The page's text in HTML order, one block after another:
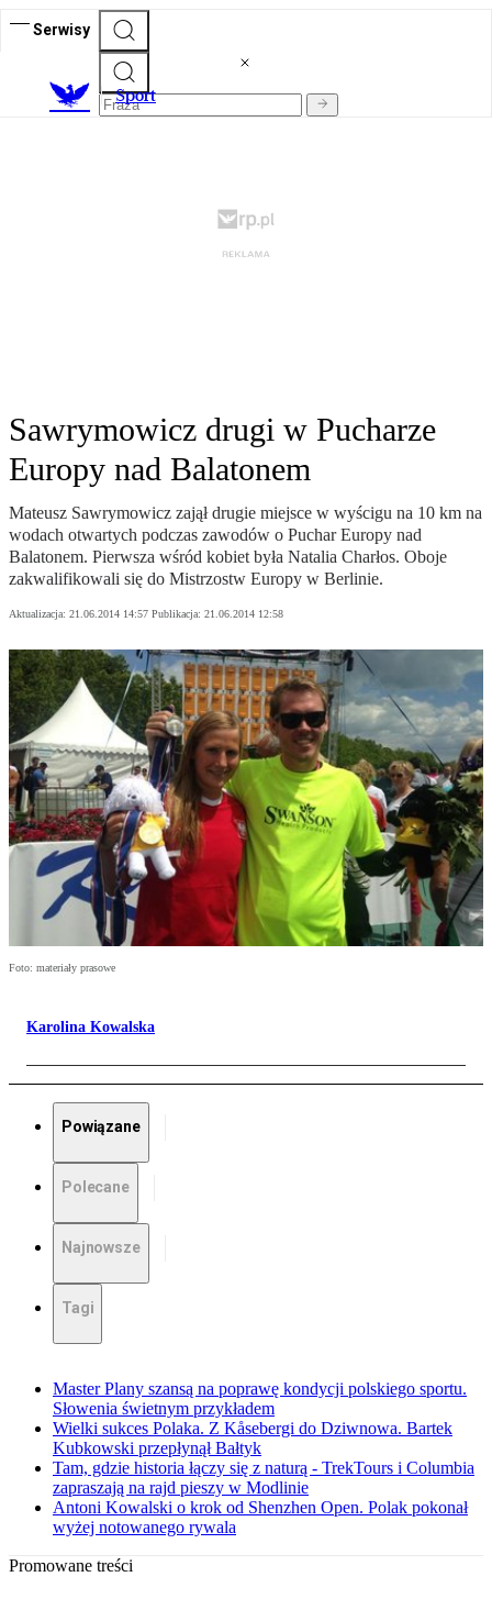
Serwisy
Sport
Sawrymowicz drugi w Pucharze
Europy nad Balatonem
Mateusz Sawrymowicz zajął drugie miejsce w wyścigu na 10 km na
wodach otwartych podczas zawodów o Puchar Europy nad
Balatonem. Pierwsza wśród kobiet była Natalia Charłos. Oboje
zakwalifikowali się do Mistrzostw Europy w Berlinie.
Aktualizacja: 21.06.2014 14:57 Publikacja: 21.06.2014 12:58
Foto: materiały prasowe
Karolina Kowalska
Powiązane
Polecane
Najnowsze
Tagi
Master Plany szansą na poprawę kondycji polskiego sportu.
Słowenia świetnym przykładem
Wielki sukces Polaka. Z Kåsebergi do Dziwnowa. Bartek
Kubkowski przepłynął Bałtyk
Tam, gdzie historia łączy się z naturą - TrekTours i Columbia
zapraszają na rajd pieszy w Modlinie
Antoni Kowalski o krok od Shenzhen Open. Polak pokonał
wyżej notowanego rywala
Promowane treści